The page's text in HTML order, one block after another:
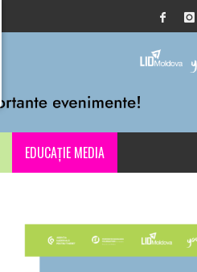
EDUCAȚIE MEDIA